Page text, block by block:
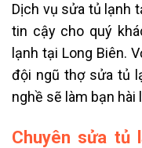
Dịch vụ sửa tủ lạnh
tin cậy cho quý
lạnh tại Long Biên.
đội ngũ thợ sửa tủ
nghề sẽ làm bạn hài
Chuyên sửa tủ